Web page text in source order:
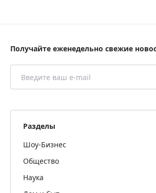
Получайте еженедельно свежие
Разделы
Шоу-Бизнес
Общество
Наука